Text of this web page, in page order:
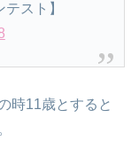
スト】
時11歳とすると